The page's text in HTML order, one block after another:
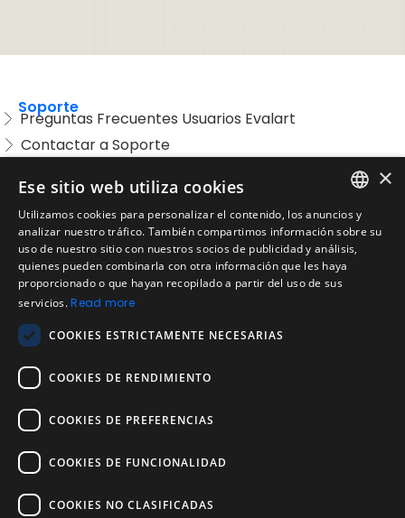
Soporte
Preguntas Frecuentes Usuarios Evalart
Contactar a Soporte
Legal
Condiciones de Servicio
Aviso de privacidad
Política de cookies
Política de devoluciones
Acuerdo de licencia de usuario
Aviso legal
Política de uso aceptable
Empresa
Acerca de nosotros
Blog
Pruebas de confiabilidad y validez
Pruebas
ENGLISH
SPANISH
×
Ese sitio web utiliza cookies
Utilizamos cookies para personalizar el contenido, los anuncios y
analizar nuestro tráfico. También compartimos información sobre su
uso de nuestro sitio con nuestros socios de publicidad y análisis,
quienes pueden combinarla con otra información que les haya
proporcionado o que hayan recopilado a partir del uso de sus
servicios.Read more
COOKIES ESTRICTAMENTE NECESARIAS
COOKIES DE RENDIMIENTO
COOKIES DE PREFERENCIAS
COOKIES DE FUNCIONALIDAD
COOKIES NO CLASIFICADAS